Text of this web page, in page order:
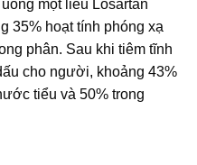
một liều Losartan
35% hoạt tính phóng xạ
phân. Sau khi tiêm tĩnh
cho người, khoảng 43%
tiểu và 50% trong